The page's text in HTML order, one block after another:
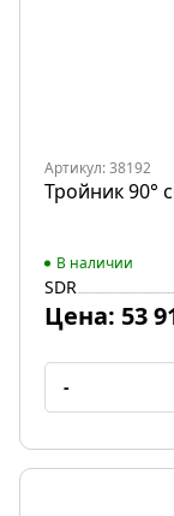
Артикул: 38192
Тройник 90°
В наличии
SDR
Цена: 53
-